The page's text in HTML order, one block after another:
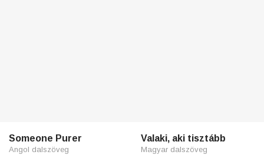
Someone Purer
Angol dalszöveg
Valaki, aki tisztább
Magyar dalszöveg